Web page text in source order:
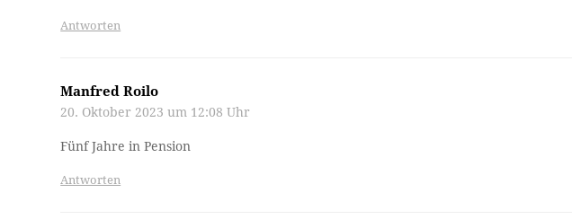
Antworten
Manfred Roilo
20. Oktober 2023 um 12:08 Uhr
Fünf Jahre in Pension
Antworten